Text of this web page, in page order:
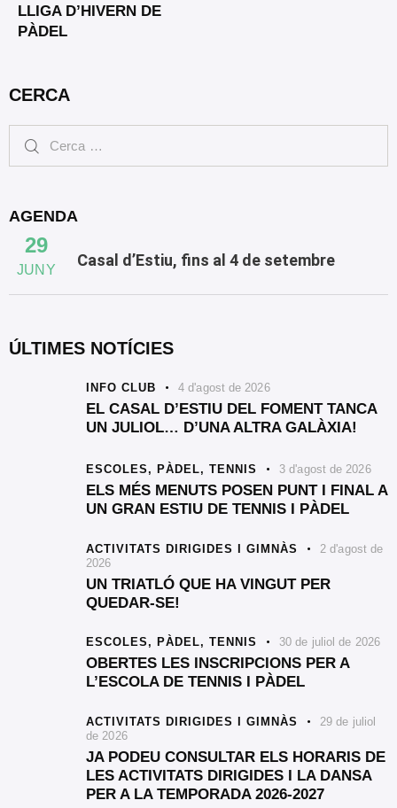
LLIGA D’HIVERN DE
PÀDEL
CERCA
AGENDA
29
JUNY
Casal d’Estiu, fins al 4 de setembre
ÚLTIMES NOTÍCIES
INFO CLUB 4 d'agost de 2026
EL CASAL D’ESTIU DEL FOMENT TANCA
UN JULIOL… D’UNA ALTRA GALÀXIA!
ESCOLES, PÀDEL, TENNIS 3 d'agost de 2026
ELS MÉS MENUTS POSEN PUNT I FINAL A
UN GRAN ESTIU DE TENNIS I PÀDEL
ACTIVITATS DIRIGIDES I GIMNÀS
2 d'agost de
2026
UN TRIATLÓ QUE HA VINGUT PER
QUEDAR-SE!
ESCOLES, PÀDEL, TENNIS 30 de juliol de 2026
OBERTES LES INSCRIPCIONS PER A
L’ESCOLA DE TENNIS I PÀDEL
ACTIVITATS DIRIGIDES I GIMNÀS
29 de juliol
de 2026
JA PODEU CONSULTAR ELS HORARIS DE
LES ACTIVITATS DIRIGIDES I LA DANSA
PER A LA TEMPORADA 2026-2027